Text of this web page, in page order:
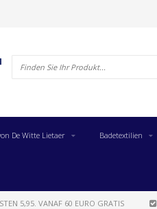
De Witte Lietaer Badetextilien
5,95. VANAF 60 EURO GRATIS